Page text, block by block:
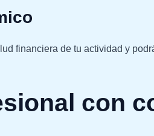
financiera de tu actividad y
con